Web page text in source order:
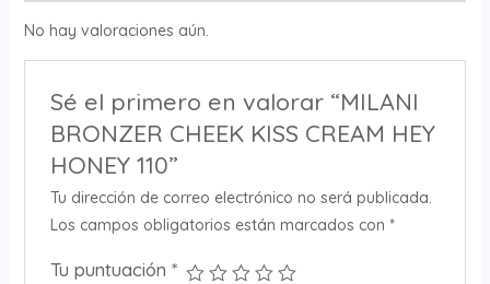
No hay valoraciones aún.
Sé el primero en valorar “MILANI
BRONZER CHEEK KISS CREAM HEY
HONEY 110”
Tu dirección de correo electrónico no será publicada.
Los campos obligatorios están marcados con *
Tu puntuación *